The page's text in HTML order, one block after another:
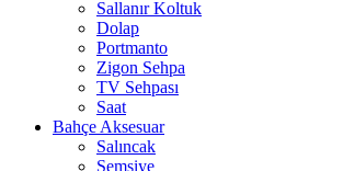
Sallanır Koltuk
Dolap
Portmanto
Zigon Sehpa
TV Sehpası
Saat
Bahçe Aksesuar
Salıncak
Şemsiye